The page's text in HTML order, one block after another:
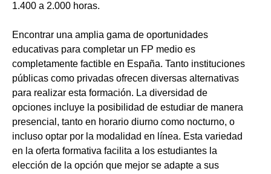
1.400 a 2.000 horas.
Encontrar una amplia gama de oportunidades
educativas para completar un FP medio es
completamente factible en España. Tanto instituciones
públicas como privadas ofrecen diversas alternativas
para realizar esta formación. La diversidad de
opciones incluye la posibilidad de estudiar de manera
presencial, tanto en horario diurno como nocturno, o
incluso optar por la modalidad en línea. Esta variedad
en la oferta formativa facilita a los estudiantes la
elección de la opción que mejor se adapte a sus